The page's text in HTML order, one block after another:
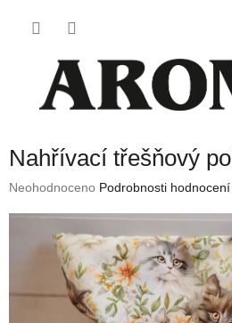
Nahřívací třešňový
Průměrné
Neohodnoceno Podrobnosti hodnocení